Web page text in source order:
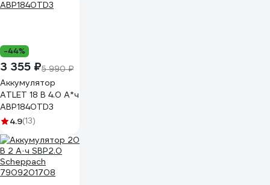
-44%
3 355 ₽5 990 ₽
Аккумулятор
ATLET 18 В 4.0 А*ч
ABP1840TD3
4.9(13)